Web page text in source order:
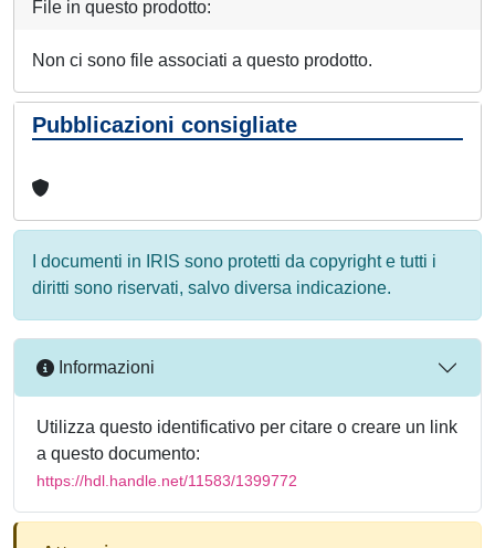
File in questo prodotto:
Non ci sono file associati a questo prodotto.
Pubblicazioni consigliate
I documenti in IRIS sono protetti da copyright e tutti i
diritti sono riservati, salvo diversa indicazione.
Informazioni
Utilizza questo identificativo per citare o creare un link
a questo documento:
https://hdl.handle.net/11583/1399772